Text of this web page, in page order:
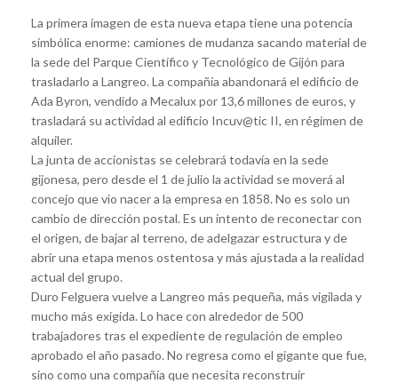
La primera imagen de esta nueva etapa tiene una potencia
simbólica enorme: camiones de mudanza sacando material de
la sede del Parque Científico y Tecnológico de Gijón para
trasladarlo a Langreo. La compañía abandonará el edificio de
Ada Byron, vendido a Mecalux por 13,6 millones de euros, y
trasladará su actividad al edificio Incuv@tic II, en régimen de
alquiler.
La junta de accionistas se celebrará todavía en la sede
gijonesa, pero desde el 1 de julio la actividad se moverá al
concejo que vio nacer a la empresa en 1858. No es solo un
cambio de dirección postal. Es un intento de reconectar con
el origen, de bajar al terreno, de adelgazar estructura y de
abrir una etapa menos ostentosa y más ajustada a la realidad
actual del grupo.
Duro Felguera vuelve a Langreo más pequeña, más vigilada y
mucho más exigida. Lo hace con alrededor de 500
trabajadores tras el expediente de regulación de empleo
aprobado el año pasado. No regresa como el gigante que fue,
sino como una compañía que necesita reconstruir